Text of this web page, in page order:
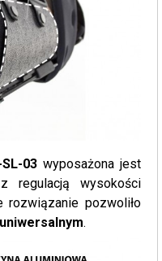
03 wyposażona jest
regulacją wysokości
rozwiązanie pozwoliło
.